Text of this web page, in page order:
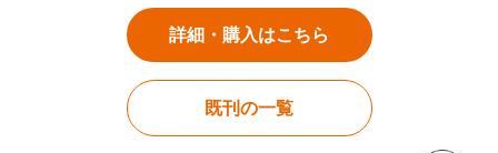
詳細・購入はこちら
既刊の一覧